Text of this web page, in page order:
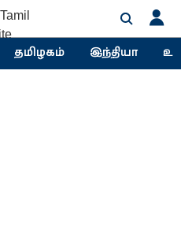
தமிழகம் இந்தியா